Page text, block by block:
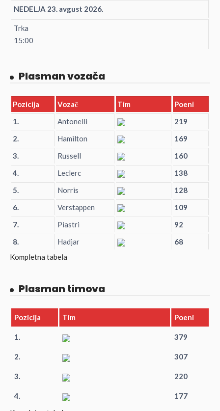
NEDELJA 23. avgust 2026.
Trka
15:00
Plasman vozača
Pozicija Vozač Tim
Poeni
1.
Antonelli
219
2.
Hamilton
169
3.
Russell
160
4.
Leclerc
138
5.
Norris
128
6.
Verstappen
109
7.
Piastri
92
8.
Hadjar
68
Kompletna tabela
Plasman timova
Pozicija Tim Poeni
1. 379
2. 307
3. 220
4.
177